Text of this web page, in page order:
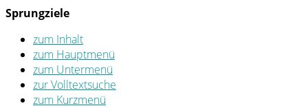
Sprungziele
zum Inhalt
zum Hauptmenü
zum Untermenü
zur Volltextsuche
zum Kurzmenü